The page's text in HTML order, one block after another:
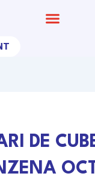
DE